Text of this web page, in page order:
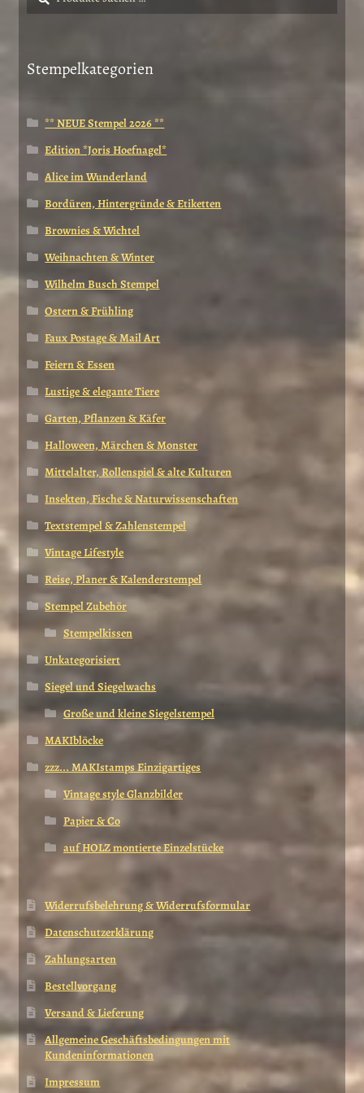
nach:
Stempelkategorien
** NEUE Stempel 2026 **
Edition *Joris Hoefnagel*
Alice im Wunderland
Bordüren, Hintergründe & Etiketten
Brownies & Wichtel
Weihnachten & Winter
Wilhelm Busch Stempel
Ostern & Frühling
Faux Postage & Mail Art
Feiern & Essen
Lustige & elegante Tiere
Garten, Pflanzen & Käfer
Halloween, Märchen & Monster
Mittelalter, Rollenspiel & alte Kulturen
Insekten, Fische & Naturwissenschaften
Textstempel & Zahlenstempel
Vintage Lifestyle
Reise, Planer & Kalenderstempel
Stempel Zubehör
Stempelkissen
Unkategorisiert
Siegel und Siegelwachs
Große und kleine Siegelstempel
MAKIblöcke
zzz... MAKIstamps Einzigartiges
Vintage style Glanzbilder
Papier & Co
auf HOLZ montierte Einzelstücke
Widerrufsbelehrung & Widerrufsformular
Datenschutzerklärung
Zahlungsarten
Bestellvorgang
Versand & Lieferung
Allgemeine Geschäftsbedingungen mit
Kundeninformationen
Impressum